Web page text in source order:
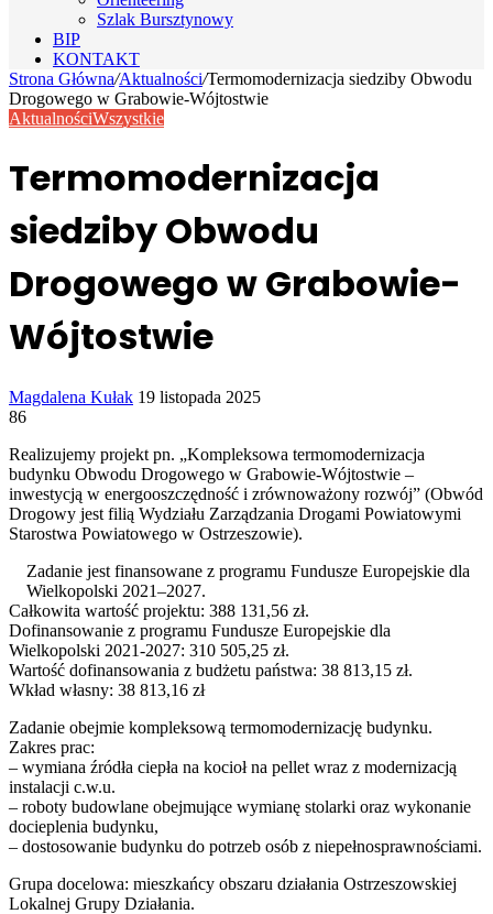
Szlak Bursztynowy
BIP
KONTAKT
Strona Główna/Aktualności/Termomodernizacja siedziby Obwodu
Drogowego w Grabowie-Wójtostwie
AktualnościWszystkie
Termomodernizacja
siedziby Obwodu
Drogowego w Grabowie-
Wójtostwie
Magdalena Kułak Send
19 listopada 2025
86
Realizujemy projekt pn. „Kompleksowa termomodernizacja
budynku Obwodu Drogowego w Grabowie-Wójtostwie –
inwestycją w energooszczędność i zrównoważony rozwój” (Obwód
Drogowy jest filią Wydziału Zarządzania Drogami Powiatowymi
Starostwa Powiatowego w Ostrzeszowie).
Zadanie jest finansowane z programu Fundusze Europejskie dla
Wielkopolski 2021–2027.
Całkowita wartość projektu: 388 131,56 zł.
Dofinansowanie z programu Fundusze Europejskie dla
Wielkopolski 2021-2027: 310 505,25 zł.
Wartość dofinansowania z budżetu państwa: 38 813,15 zł.
Wkład własny: 38 813,16 zł
Zadanie obejmie kompleksową termomodernizację budynku.
Zakres prac:
– wymiana źródła ciepła na kocioł na pellet wraz z modernizacją
instalacji c.w.u.
– roboty budowlane obejmujące wymianę stolarki oraz wykonanie
docieplenia budynku,
– dostosowanie budynku do potrzeb osób z niepełnosprawnościami.
Grupa docelowa: mieszkańcy obszaru działania Ostrzeszowskiej
Lokalnej Grupy Działania.